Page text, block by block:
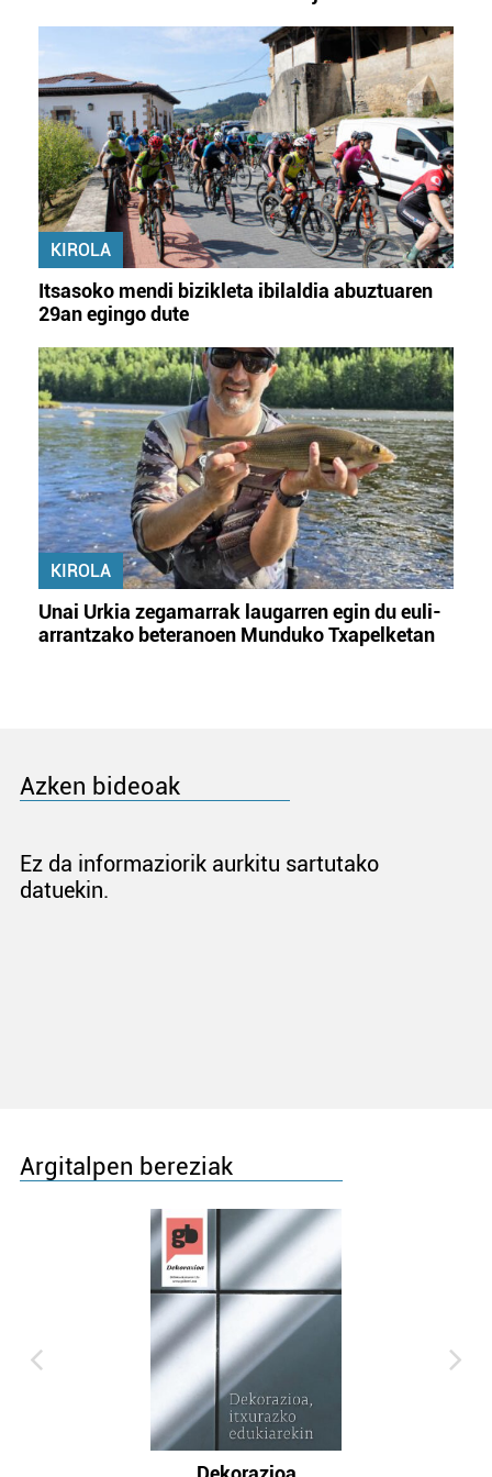
KIROLA
Itsasoko mendi bizikleta ibilaldia abuztuaren
29an egingo dute
KIROLA
Unai Urkia zegamarrak laugarren egin du euli-
arrantzako beteranoen Munduko Txapelketan
Azken bideoak
Ez da informaziorik aurkitu sartutako
datuekin.
Argitalpen bereziak